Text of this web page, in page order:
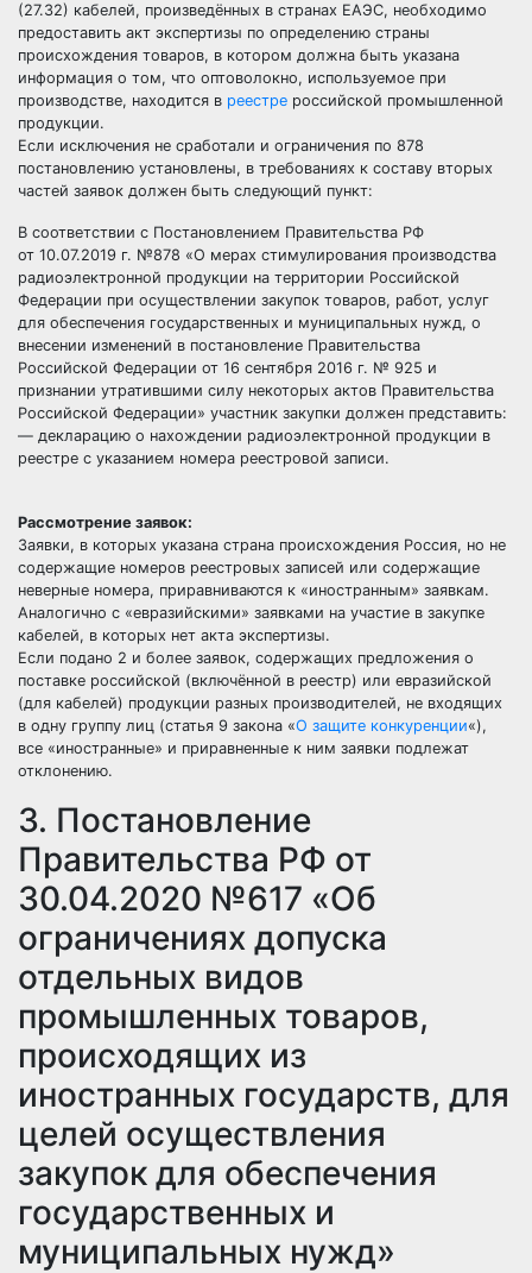
(27.32) кабелей, произведённых в странах ЕАЭС, необходимо
предоставить акт экспертизы по определению страны
происхождения товаров, в котором должна быть указана
информация о том, что оптоволокно, используемое при
производстве, находится в реестре российской промышленной
продукции.
Если исключения не сработали и ограничения по 878
постановлению установлены, в требованиях к составу вторых
частей заявок должен быть следующий пункт:
В соответствии с Постановлением Правительства РФ
от 10.07.2019 г. №878 «О мерах стимулирования производства
радиоэлектронной продукции на территории Российской
Федерации при осуществлении закупок товаров, работ, услуг
для обеспечения государственных и муниципальных нужд, о
внесении изменений в постановление Правительства
Российской Федерации от 16 сентября 2016 г. № 925 и
признании утратившими силу некоторых актов Правительства
Российской Федерации» участник закупки должен представить:
— декларацию о нахождении радиоэлектронной продукции в
реестре с указанием номера реестровой записи.
Рассмотрение заявок:
Заявки, в которых указана страна происхождения Россия, но не
содержащие номеров реестровых записей или содержащие
неверные номера, приравниваются к «иностранным» заявкам.
Аналогично с «евразийскими» заявками на участие в закупке
кабелей, в которых нет акта экспертизы.
Если подано 2 и более заявок, содержащих предложения о
поставке российской (включённой в реестр) или евразийской
(для кабелей) продукции разных производителей, не входящих
в одну группу лиц (статья 9 закона «О защите конкуренции«),
все «иностранные» и приравненные к ним заявки подлежат
отклонению.
3. Постановление
Правительства РФ от
30.04.2020 №617 «Об
ограничениях допуска
отдельных видов
промышленных товаров,
происходящих из
иностранных государств, для
целей осуществления
закупок для обеспечения
государственных и
муниципальных нужд»